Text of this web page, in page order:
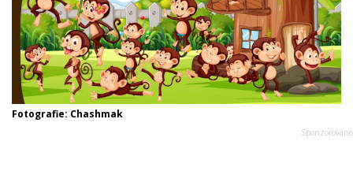
Fotografie: Chashmak